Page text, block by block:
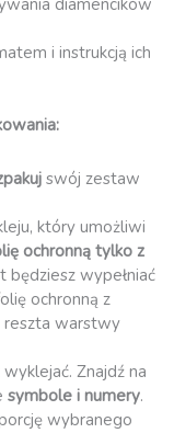
i instrukcją ich
swój zestaw
który umożliwi
ochronną tylko z
będziesz wypełniać
ochronną z
reszta warstwy
Znajdź na
symbole i numery.
wybranego